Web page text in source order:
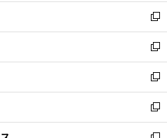
く
で
開
く
ン
ド
ウ
で
開
く
ウ
ィ
ン
ド
ウ
で
開
く
し
い
ウ
ィ
ン
ド
ウ
で
開
新
し
い
ウ
ィ
ン
ド
ウ
新
し
い
ウ
ィ
ン
新
し
い
ウ
新
し